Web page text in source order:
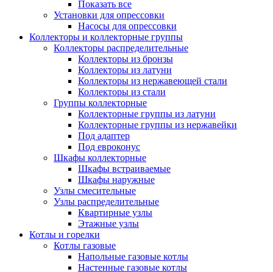
Показать все
Установки для опрессовки
Насосы для опрессовки
Коллекторы и коллекторные группы
Коллекторы распределительные
Коллекторы из бронзы
Коллекторы из латуни
Коллекторы из нержавеющей стали
Коллекторы из стали
Группы коллекторные
Коллекторные группы из латуни
Коллекторные группы из нержавейки
Под адаптер
Под евроконус
Шкафы коллекторные
Шкафы встраиваемые
Шкафы наружные
Узлы смесительные
Узлы распределительные
Квартирные узлы
Этажные узлы
Котлы и горелки
Котлы газовые
Напольные газовые котлы
Настенные газовые котлы